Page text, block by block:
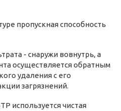
пропускная способность
- снаружи вовнутрь, а
осуществляется обратным
удаления с его
загрязнений.
используется чистая